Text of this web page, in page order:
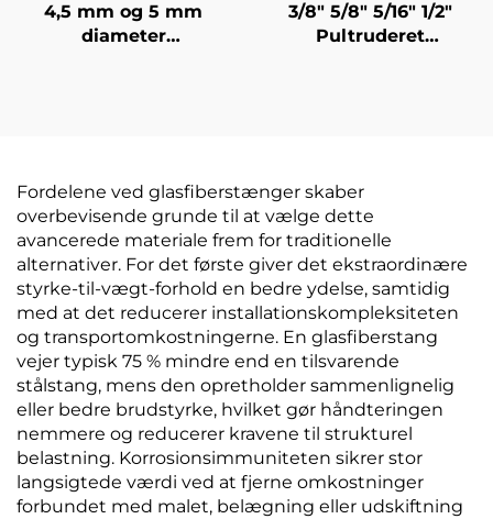
4,5 mm og 5 mm
diameter
3/8" 5/8" 5/16" 1/2"
Pultruderet
Fordelene ved glasfiberstænger skaber
overbevisende grunde til at vælge dette
avancerede materiale frem for traditionelle
alternativer. For det første giver det ekstraordinære
styrke-til-vægt-forhold en bedre ydelse, samtidig
med at det reducerer installationskompleksiteten
og transportomkostningerne. En glasfiberstang
vejer typisk 75 % mindre end en tilsvarende
stålstang, mens den opretholder sammenlignelig
eller bedre brudstyrke, hvilket gør håndteringen
nemmere og reducerer kravene til strukturel
belastning. Korrosionsimmuniteten sikrer stor
langsigtede værdi ved at fjerne omkostninger
forbundet med malet, belægning eller udskiftning